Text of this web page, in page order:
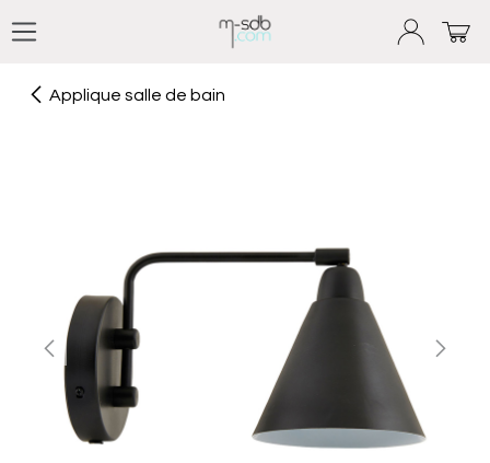
Applique salle de bain